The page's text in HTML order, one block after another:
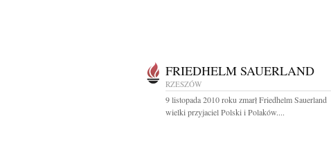
FRIEDHELM SAUERLAND
RZESZÓW
9 listopada 2010 roku zmarł Friedhelm Sauerland
wielki przyjaciel Polski i Polaków....